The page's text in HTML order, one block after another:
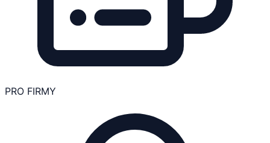
PRO FIRMY